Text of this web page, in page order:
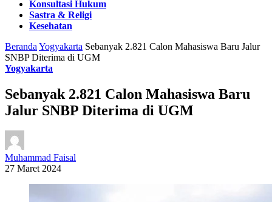
Konsultasi Hukum
Sastra & Religi
Kesehatan
Beranda Yogyakarta Sebanyak 2.821 Calon Mahasiswa Baru Jalur
SNBP Diterima di UGM
Yogyakarta
Sebanyak 2.821 Calon Mahasiswa Baru
Jalur SNBP Diterima di UGM
Muhammad Faisal
27 Maret 2024